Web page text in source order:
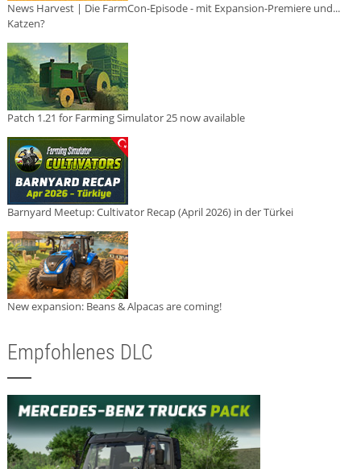
News Harvest | Die FarmCon-Episode - mit Expansion-Premiere und...
Katzen?
Patch 1.21 for Farming Simulator 25 now available
Barnyard Meetup: Cultivator Recap (April 2026) in der Türkei
New expansion: Beans & Alpacas are coming!
Empfohlenes DLC